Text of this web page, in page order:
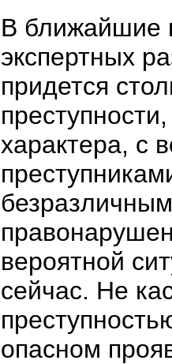
В ближайшие
экспертных
придется
характера, с
вероятной
сейчас. Не
опасном